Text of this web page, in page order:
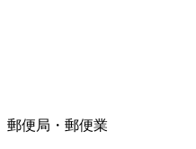
郵便局・郵便業